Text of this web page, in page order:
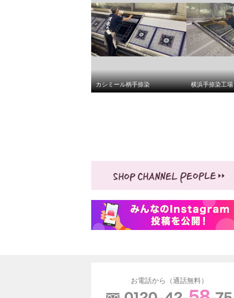
カシミール柄手捺染 横浜手捺染工場
お電話から（通話無料）